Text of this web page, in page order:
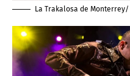
La Trakalosa de Monterrey/